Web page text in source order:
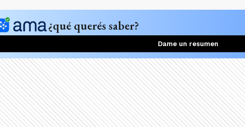
¿qué querés saber?
Dame un resumen